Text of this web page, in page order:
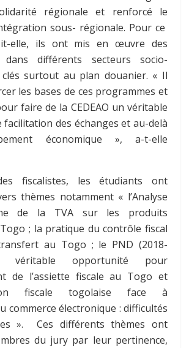
régionale et renforcé le
sous- régionale. Pour ce
elle, ils ont mis en œuvre des
dans différents secteurs socio-
clés surtout au plan douanier. « Il
les bases de ces programmes et
faire de la CEDEAO un véritable
des échanges et au-delà
économique », a-t-elle
fiscalistes, les étudiants ont
thèmes notamment « l’Analyse
de la TVA sur les produits
; la pratique du contrôle fiscal
au Togo ; le PND (2018-
véritable opportunité pour
de l’assiette fiscale au Togo et
fiscale togolaise face à
commerce électronique : difficultés
». Ces différents thèmes ont
du jury par leur pertinence,